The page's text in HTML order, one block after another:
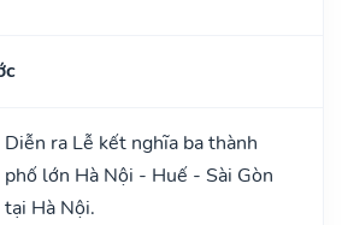
Diễn ra Lễ kết nghĩa ba thành
phố lớn Hà Nội - Huế - Sài Gòn
tại Hà Nội.